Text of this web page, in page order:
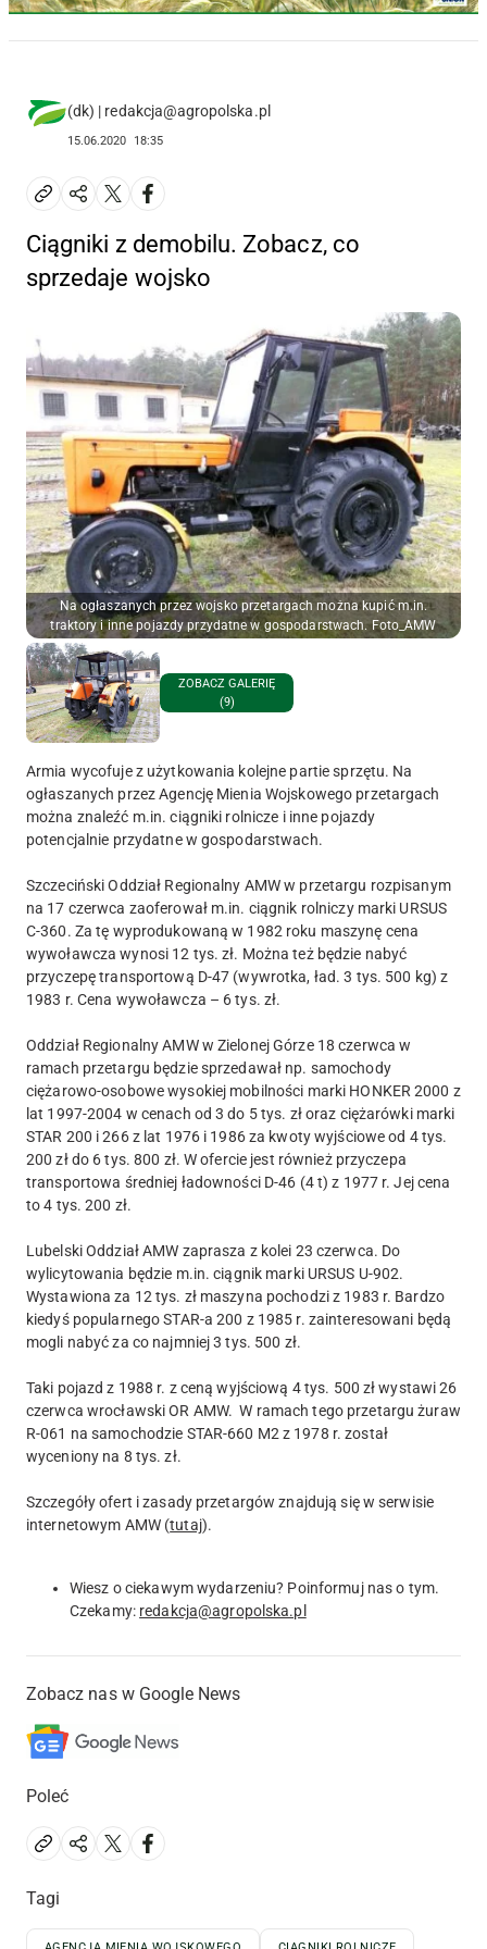
(dk) | redakcja@agropolska.pl
15.06.2020 18:35
Ciągniki z demobilu. Zobacz, co
sprzedaje wojsko
Na ogłaszanych przez wojsko przetargach można kupić m.in.
traktory i inne pojazdy przydatne w gospodarstwach. Foto_AMW
ZOBACZ GALERIĘ
(9)
Armia wycofuje z użytkowania kolejne partie sprzętu. Na
ogłaszanych przez Agencję Mienia Wojskowego przetargach
można znaleźć m.in. ciągniki rolnicze i inne pojazdy
potencjalnie przydatne w gospodarstwach.
Szczeciński Oddział Regionalny AMW w przetargu rozpisanym
na 17 czerwca zaoferował m.in. ciągnik rolniczy marki URSUS
C-360. Za tę wyprodukowaną w 1982 roku maszynę cena
wywoławcza wynosi 12 tys. zł. Można też będzie nabyć
przyczepę transportową D-47 (wywrotka, ład. 3 tys. 500 kg) z
1983 r. Cena wywoławcza – 6 tys. zł.
Oddział Regionalny AMW w Zielonej Górze 18 czerwca w
ramach przetargu będzie sprzedawał np. samochody
ciężarowo-osobowe wysokiej mobilności marki HONKER 2000 z
lat 1997-2004 w cenach od 3 do 5 tys. zł oraz ciężarówki marki
STAR 200 i 266 z lat 1976 i 1986 za kwoty wyjściowe od 4 tys.
200 zł do 6 tys. 800 zł. W ofercie jest również przyczepa
transportowa średniej ładowności D-46 (4 t) z 1977 r. Jej cena
to 4 tys. 200 zł.
Lubelski Oddział AMW zaprasza z kolei 23 czerwca. Do
wylicytowania będzie m.in. ciągnik marki URSUS U-902.
Wystawiona za 12 tys. zł maszyna pochodzi z 1983 r. Bardzo
kiedyś popularnego STAR-a 200 z 1985 r. zainteresowani będą
mogli nabyć za co najmniej 3 tys. 500 zł.
Taki pojazd z 1988 r. z ceną wyjściową 4 tys. 500 zł wystawi 26
czerwca wrocławski OR AMW. W ramach tego przetargu żuraw
R-061 na samochodzie STAR-660 M2 z 1978 r. został
wyceniony na 8 tys. zł.
Szczegóły ofert i zasady przetargów znajdują się w serwisie
internetowym AMW (tutaj).
Wiesz o ciekawym wydarzeniu? Poinformuj nas o tym.
Czekamy: redakcja@agropolska.pl
Zobacz nas w Google News
Poleć
Tagi